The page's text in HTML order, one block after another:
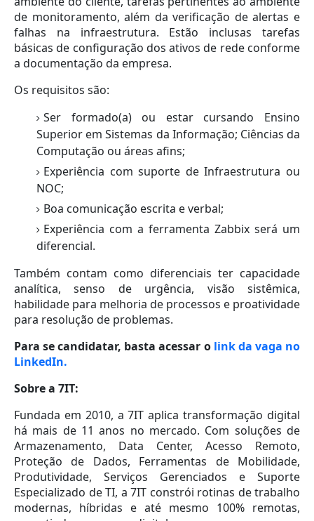
de monitoramento, além da verificação de alertas e
falhas na infraestrutura. Estão inclusas tarefas
básicas de configuração dos ativos de rede conforme
a documentação da empresa.
Os requisitos são:
Ser formado(a) ou estar cursando Ensino
Superior em Sistemas da Informação; Ciências da
Computação ou áreas afins;
Experiência com suporte de Infraestrutura ou
NOC;
Boa comunicação escrita e verbal;
Experiência com a ferramenta Zabbix será um
diferencial.
Também contam como diferenciais ter capacidade
analítica, senso de urgência, visão sistêmica,
habilidade para melhoria de processos e proatividade
para resolução de problemas.
Para se candidatar, basta acessar o link da vaga no
LinkedIn.
Sobre a 7IT:
Fundada em 2010, a 7IT aplica transformação digital
há mais de 11 anos no mercado. Com soluções de
Armazenamento, Data Center, Acesso Remoto,
Proteção de Dados, Ferramentas de Mobilidade,
Produtividade, Serviços Gerenciados e Suporte
Especializado de TI, a 7IT constrói rotinas de trabalho
modernas, híbridas e até mesmo 100% remotas,